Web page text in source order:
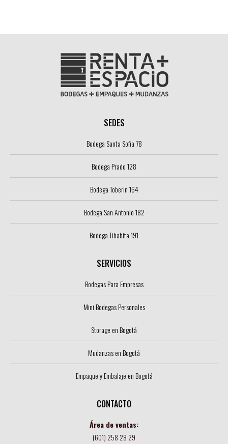
SEDES
Bodega Santa Sofia 78
Bodega Prado 128
Bodega Toberin 164
Bodega San Antonio 182
Bodega Tibabita 191
SERVICIOS
Bodegas Para Empresas
Mini Bodegas Personales
Storage en Bogotá
Mudanzas en Bogotá
Empaque y Embalaje en Bogotá
CONTACTO
Área de ventas:
(601) 258 28 29